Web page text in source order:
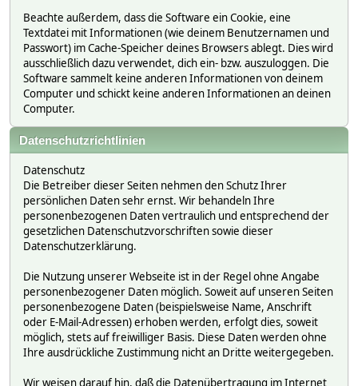
Beachte außerdem, dass die Software ein Cookie, eine
Textdatei mit Informationen (wie deinem Benutzernamen und
Passwort) im Cache-Speicher deines Browsers ablegt. Dies wird
ausschließlich dazu verwendet, dich ein- bzw. auszuloggen. Die
Software sammelt keine anderen Informationen von deinem
Computer und schickt keine anderen Informationen an deinen
Computer.
Datenschutzrichtlinien
Datenschutz
Die Betreiber dieser Seiten nehmen den Schutz Ihrer
persönlichen Daten sehr ernst. Wir behandeln Ihre
personenbezogenen Daten vertraulich und entsprechend der
gesetzlichen Datenschutzvorschriften sowie dieser
Datenschutzerklärung.
Die Nutzung unserer Webseite ist in der Regel ohne Angabe
personenbezogener Daten möglich. Soweit auf unseren Seiten
personenbezogene Daten (beispielsweise Name, Anschrift
oder E-Mail-Adressen) erhoben werden, erfolgt dies, soweit
möglich, stets auf freiwilliger Basis. Diese Daten werden ohne
Ihre ausdrückliche Zustimmung nicht an Dritte weitergegeben.
Wir weisen darauf hin, daß die Datenübertragung im Internet